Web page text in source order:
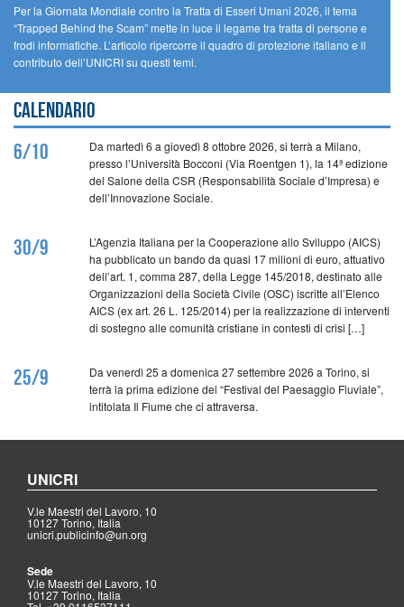
Per la Giornata Mondiale contro la Tratta di Esseri Umani 2026, il tema
“Trapped Behind the Scam” mette in luce il legame tra tratta di persone e
frodi informatiche. L’articolo ripercorre il quadro di protezione italiano e il
contributo dell’UNICRI su questi temi.
Calendario
6/10
Da martedì 6 a giovedì 8 ottobre 2026, si terrà a Milano,
presso l’Università Bocconi (Via Roentgen 1), la 14ª edizione
del Salone della CSR (Responsabilità Sociale d’Impresa) e
dell’Innovazione Sociale.
30/9
L’Agenzia Italiana per la Cooperazione allo Sviluppo (AICS)
ha pubblicato un bando da quasi 17 milioni di euro, attuativo
dell’art. 1, comma 287, della Legge 145/2018, destinato alle
Organizzazioni della Società Civile (OSC) iscritte all’Elenco
AICS (ex art. 26 L. 125/2014) per la realizzazione di interventi
di sostegno alle comunità cristiane in contesti di crisi […]
25/9
Da venerdì 25 a domenica 27 settembre 2026 a Torino, si
terrà la prima edizione del “Festival del Paesaggio Fluviale”,
intitolata Il Fiume che ci attraversa.
UNICRI
V.le Maestri del Lavoro, 10
10127 Torino, Italia
unicri.publicinfo@un.org
Sede
V.le Maestri del Lavoro, 10
10127 Torino, Italia